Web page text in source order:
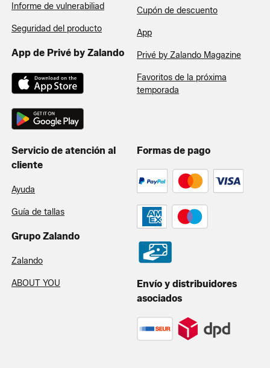
Informe de vulnerabiliad
Seguridad del producto
App de Privé by Zalando
Cupón de descuento
App
Privé by Zalando Magazine
Favoritos de la próxima
temporada
Servicio de atención al
cliente
Ayuda
Guía de tallas
Grupo Zalando
Zalando
ABOUT YOU
Formas de pago
Envío y distribuidores
asociados